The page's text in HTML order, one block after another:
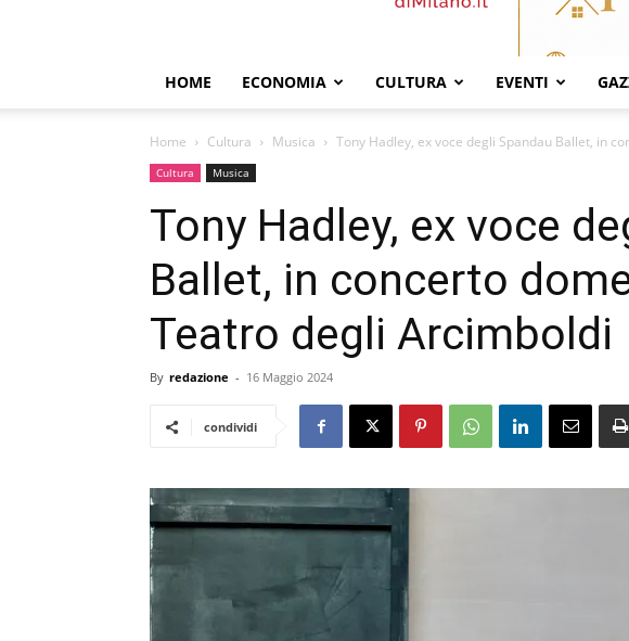
HOME ECONOMIA CULTURA EVENTI
Home Cultura Musica Tony Hadley, ex voce degli Spandau Ballet, in
Cultura Musica
Tony Hadley, ex voce
Ballet, in concerto
Teatro degli Arcimboldi
By redazione - 16 Maggio 2024
condividi